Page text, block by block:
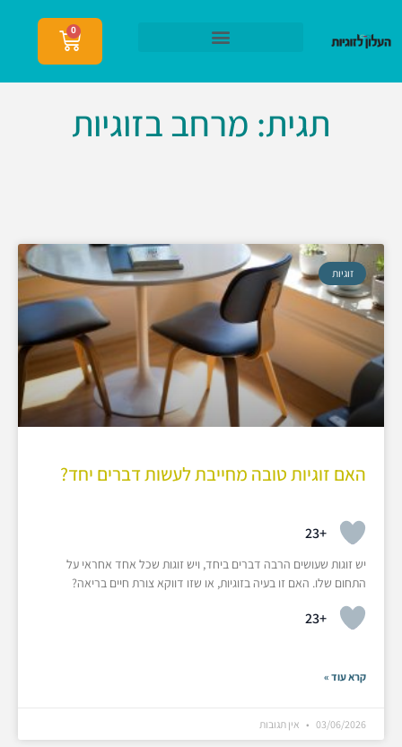
0
תגית: מרחב בזוגיות
זוגיות
האם זוגיות טובה מחייבת לעשות דברים יחד?
+23
יש זוגות שעושים הרבה דברים ביחד, ויש זוגות שכל אחד אחראי על
התחום שלו. האם זו בעיה בזוגיות, או שזו דווקא צורת חיים בריאה?
+23
קרא עוד »
03/06/2026 אין תגובות